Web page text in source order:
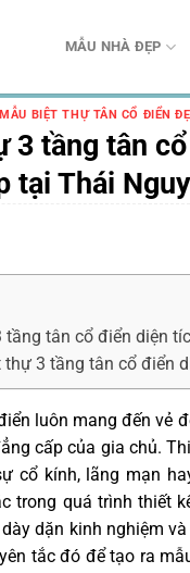
MẪU NHÀ ĐẸP
BIỆT THỰ TÂN CỔ ĐIỂN
3 tầng tân
tại Thái
tân cổ điển diện
3 tầng tân cổ điển
luôn mang đến vẻ
cấp của gia chủ.
cổ kính, lãng mạn
trong quá trình thiết
dặn kinh nghiệm
tắc đó để tạo ra